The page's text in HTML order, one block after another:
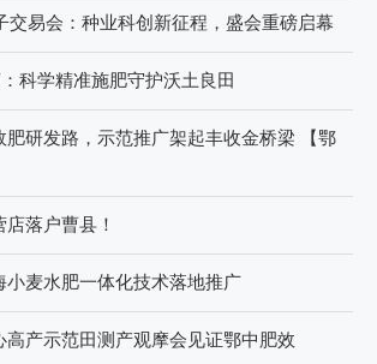
交易会：种业科创新征程，盛会重磅启幕
科学精准施肥守护沃土良田
肥研发路，示范推广架起丰收金桥梁 【鄂
落户曹县！
小麦水肥一体化技术落地推广
高产示范田测产观摩会见证鄂中肥效